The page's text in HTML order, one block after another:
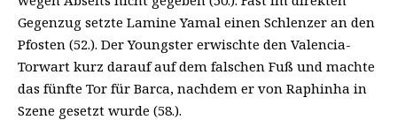
Gegenzug setzte Lamine Yamal einen Schlenzer an den
Pfosten (52.). Der Youngster erwischte den Valencia-
Torwart kurz darauf auf dem falschen Fuß und machte
das fünfte Tor für Barca, nachdem er von Raphinha in
Szene gesetzt wurde (58.).